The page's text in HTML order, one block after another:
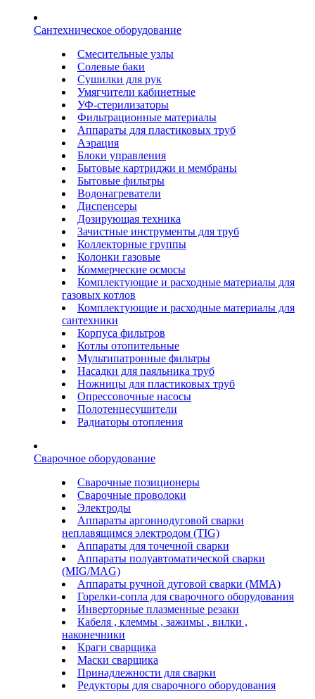
Сантехническое оборудование
Смесительные узлы
Солевые баки
Сушилки для рук
Умягчители кабинетные
УФ-стерилизаторы
Фильтрационные материалы
Аппараты для пластиковых труб
Аэрация
Блоки управления
Бытовые картриджи и мембраны
Бытовые фильтры
Водонагреватели
Диспенсеры
Дозирующая техника
Зачистные инструменты для труб
Коллекторные группы
Колонки газовые
Коммерческие осмосы
Комплектующие и расходные материалы для
газовых котлов
Комплектующие и расходные материалы для
сантехники
Корпуса фильтров
Котлы отопительные
Мультипатронные фильтры
Насадки для паяльника труб
Ножницы для пластиковых труб
Опрессовочные насосы
Полотенцесушители
Радиаторы отопления
Сварочное оборудование
Сварочные позиционеры
Сварочные проволоки
Электроды
Аппараты аргоннодуговой сварки
неплавящимся электродом (TIG)
Аппараты для точечной сварки
Аппараты полуавтоматической сварки
(MIG/MAG)
Аппараты ручной дуговой сварки (ММА)
Горелки-сопла для сварочного оборудования
Инверторные плазменные резаки
Кабеля , клеммы , зажимы , вилки ,
наконечники
Краги сварщика
Маски сварщика
Принадлежности для сварки
Редукторы для сварочного оборудования